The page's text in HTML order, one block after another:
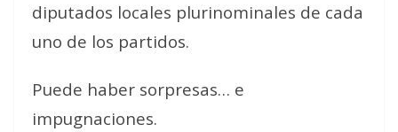
diputados locales plurinominales de cada
uno de los partidos.
Puede haber sorpresas… e
impugnaciones.